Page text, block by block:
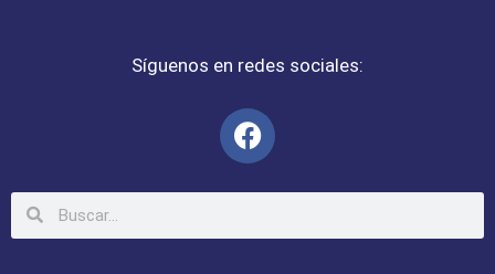
Síguenos en redes sociales: